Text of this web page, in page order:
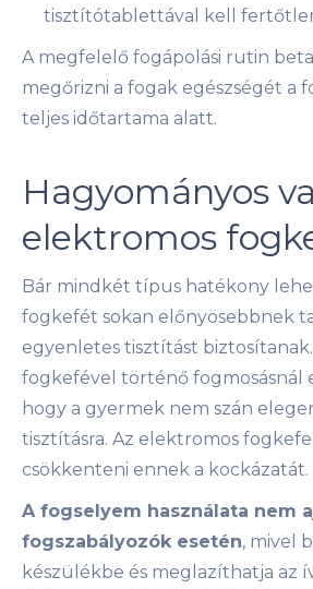
tisztítótablettával kell
A megfelelő fogápolási rutin
megőrizni a fogak egészségét a
teljes időtartama alatt.
Hagyományos
elektromos
Bár mindkét típus hatékony
fogkefét sokan előnyösebbnek
egyenletes tisztítást
fogkefével történő fogmosásnál
hogy a gyermek nem szán
tisztításra. Az elektromos
csökkenteni ennek a kockázatát.
A fogselyem használata nem
fogszabályozók esetén, mivel
készülékbe és meglazíthatja az